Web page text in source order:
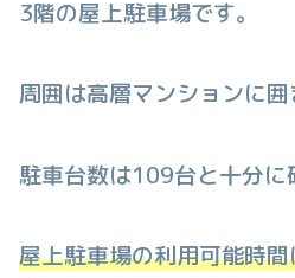
3階の屋上駐車場です。
周囲は高層マンションに囲
駐車台数は109台と十分に
屋上駐車場の利用可能時